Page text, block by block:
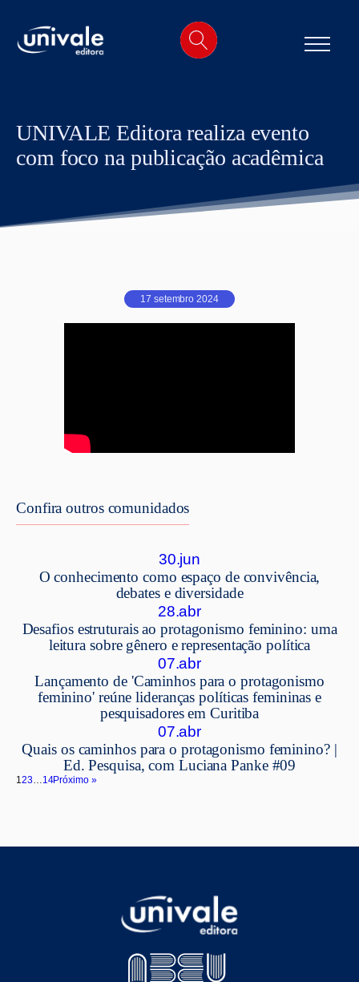
UNIVALE Editora realiza evento
com foco na publicação acadêmica
17 setembro 2024
Confira outros comunidados
30.jun
O conhecimento como espaço de convivência,
debates e diversidade
28.abr
Desafios estruturais ao protagonismo feminino: uma
leitura sobre gênero e representação política
07.abr
Lançamento de 'Caminhos para o protagonismo
feminino' reúne lideranças políticas femininas e
pesquisadores em Curitiba
07.abr
Quais os caminhos para o protagonismo feminino? |
Ed. Pesquisa, com Luciana Panke #09
123…14Próximo »